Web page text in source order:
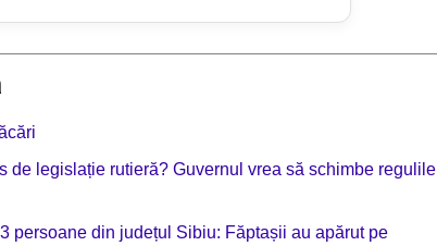
de legislație rutieră? Guvernul vrea să schimbe regulile
persoane din județul Sibiu: Făptașii au apărut pe